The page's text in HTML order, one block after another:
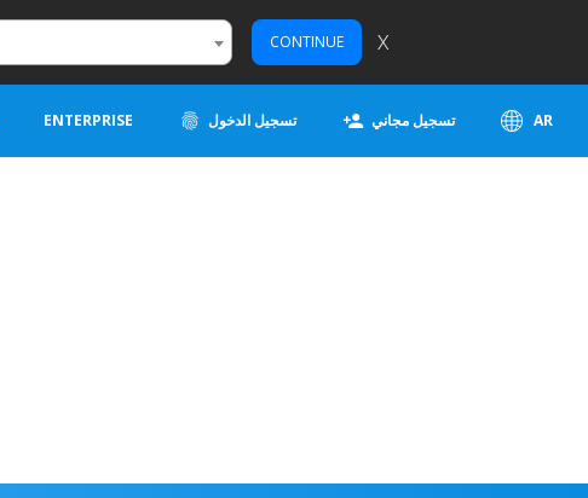
CONTINUE X
ENTERPRISE تسجيل الدخول تسجيل مجاني AR